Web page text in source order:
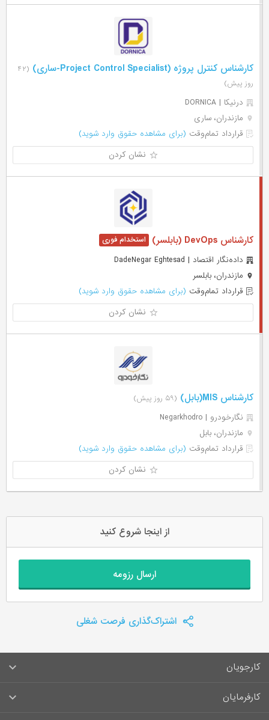
کارشناس کنترل پروژه (Project Control Specialist-ساری)
(۴۲
روز پیش)
درنیکا | DORNICA
مازندران، ساری
قرارداد تمام‌وقت (برای مشاهده حقوق وارد شوید)
نشان کردن
کارشناس DevOps (بابلسر)
داده‌نگار اقتصاد | DadeNegar Eghtesad
مازندران، بابلسر
قرارداد تمام‌وقت (برای مشاهده حقوق وارد شوید)
نشان کردن
کارشناس MIS(بابل) (۵۹ روز پیش)
نگارخودرو | Negarkhodro
مازندران، بابل
قرارداد تمام‌وقت (برای مشاهده حقوق وارد شوید)
نشان کردن
از اینجا شروع کنید
ارسال رزومه
اشتراک‌گذاری فرصت شغلی
کارجویان
سوالات متداول کارجویان
کارفرمایان